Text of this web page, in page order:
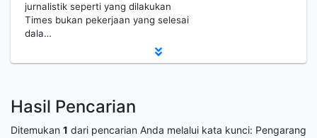
jurnalistik seperti yang dilakukan
Times bukan pekerjaan yang selesai
dala…
Hasil Pencarian
Ditemukan 1 dari pencarian Anda melalui kata kunci: Pengarang